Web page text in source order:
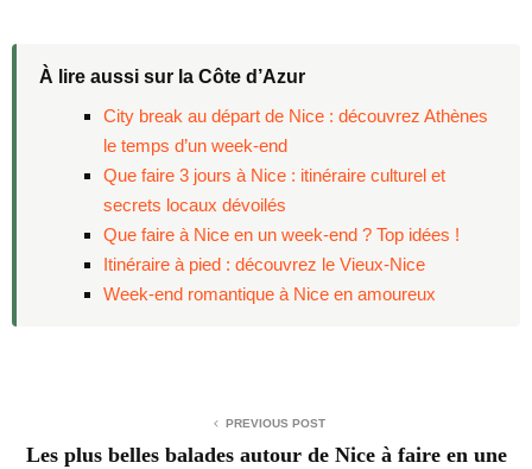
À lire aussi sur la Côte d’Azur
City break au départ de Nice : découvrez Athènes
le temps d’un week-end
Que faire 3 jours à Nice : itinéraire culturel et
secrets locaux dévoilés
Que faire à Nice en un week-end ? Top idées !
Itinéraire à pied : découvrez le Vieux-Nice
Week-end romantique à Nice en amoureux
PREVIOUS POST
Les plus belles balades autour de Nice à faire en une